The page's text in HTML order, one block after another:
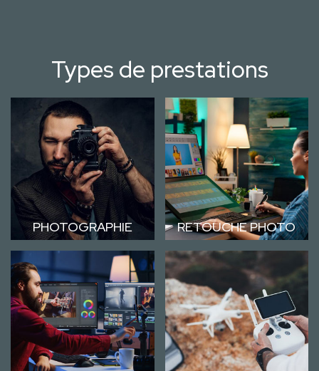
Types de prestations
PHOTOGRAPHIE RETOUCHE PHOTO